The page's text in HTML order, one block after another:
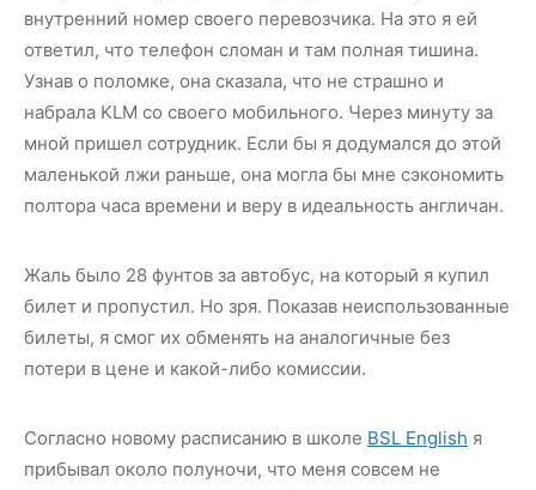
внутренний номер своего перевозчика. На это я ей
ответил, что телефон сломан и там полная тишина.
Узнав о поломке, она сказала, что не страшно и
набрала KLM со своего мобильного. Через минуту за
мной пришел сотрудник. Если бы я додумался до этой
маленькой лжи раньше, она могла бы мне сэкономить
полтора часа времени и веру в идеальность англичан.
Жаль было 28 фунтов за автобус, на который я купил
билет и пропустил. Но зря. Показав неиспользованные
билеты, я смог их обменять на аналогичные без
потери в цене и какой-либо комиссии.
Согласно новому расписанию в школе BSL English я
прибывал около полуночи, что меня совсем не